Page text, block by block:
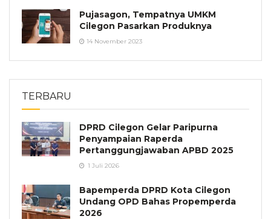
Pujasagon, Tempatnya UMKM
Cilegon Pasarkan Produknya
14 November 2023
TERBARU
DPRD Cilegon Gelar Paripurna
Penyampaian Raperda
Pertanggungjawaban APBD 2025
1 Juli 2026
Bapemperda DPRD Kota Cilegon
Undang OPD Bahas Propemperda
2026